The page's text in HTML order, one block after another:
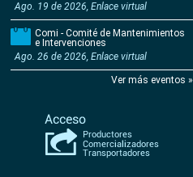
Ago. 19 de 2026, Enlace virtual
Comi - Comité de Mantenimientos
e Intervenciones
Ago. 26 de 2026, Enlace virtual
Ver más eventos »